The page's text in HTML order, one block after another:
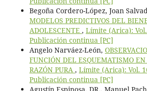
Begoña Cordero-López, Joan
MODELOS PREDICTIVOS DEL
ADOLESCENTE , Límite (Arica):
Publicación continua [PC]
Angelo Narváez-León,
FUNCIÓN DEL ESQUEMATISMO
RAZÓN PURA , Límite (Arica): Vol.
Publicación continua [PC]